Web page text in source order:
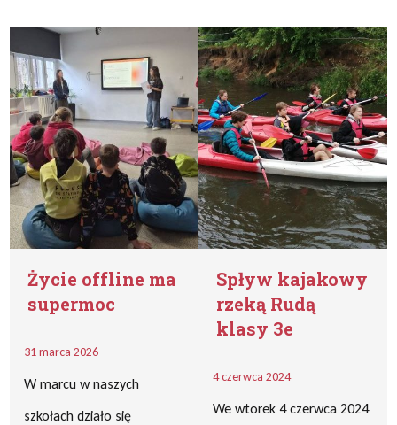
Życie offline ma
supermoc
31 marca 2026
W marcu w naszych
szkołach działo się
Spływ kajakowy
rzeką Rudą
klasy 3e
4 czerwca 2024
We wtorek 4 czerwca 2024